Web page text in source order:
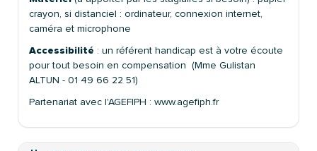
crayon, si distanciel : ordinateur, connexion internet,
caméra et microphone
Accessibilité : un référent handicap est à votre écoute
pour tout besoin en compensation (Mme Gulistan
ALTUN - 01 49 66 22 51)
Partenariat avec l'AGEFIPH : www.agefiph.fr